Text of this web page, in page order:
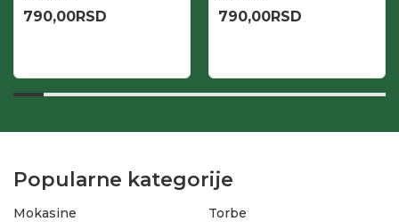
790,00RSD
790,00RSD
Popularne kategorije
Mokasine
Torbe